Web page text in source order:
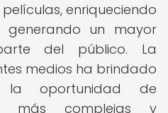
enriqueciendo
generando un mayor
del público. La
medios ha brindado
oportunidad de
más complejas y